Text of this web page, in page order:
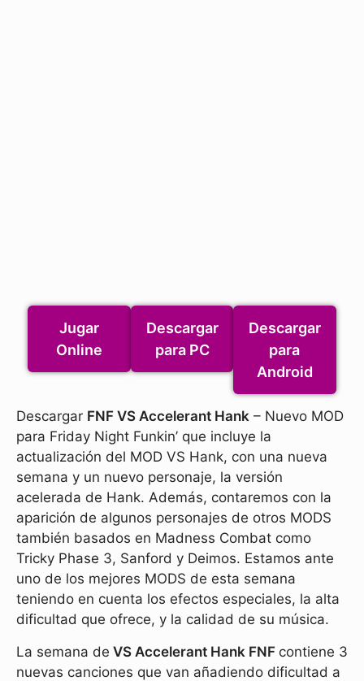
Jugar
Online
Descargar
para PC
Descargar
para
Android
Descargar FNF VS Accelerant Hank – Nuevo MOD
para Friday Night Funkin’ que incluye la
actualización del MOD VS Hank, con una nueva
semana y un nuevo personaje, la versión
acelerada de Hank. Además, contaremos con la
aparición de algunos personajes de otros MODS
también basados en Madness Combat como
Tricky Phase 3, Sanford y Deimos. Estamos ante
uno de los mejores MODS de esta semana
teniendo en cuenta los efectos especiales, la alta
dificultad que ofrece, y la calidad de su música.
La semana de VS Accelerant Hank FNF contiene 3
nuevas canciones que van añadiendo dificultad a